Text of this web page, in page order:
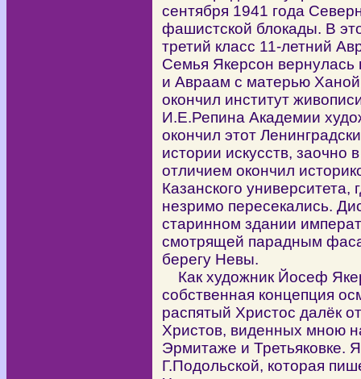
сентября 1941 года
фашистской блокады. В
третий класс 11-летний
Семья Якерсон
и Авраам с матерью
окончил институт
И.Е.Репина Академии
окончил этот
истории искусств, заочно
отличием окончил
Казанского
незримо пересекались.
старинном здании
смотрящей парадным
берегу Невы.
Как художник Йосеф
собственная концепция
распятый Христос далёк
Христов, виденных мною
Эрмитаже и Третьяковке.
Г.Подольской, которая